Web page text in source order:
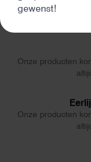
Onze producten
Onze producten
gewenst!